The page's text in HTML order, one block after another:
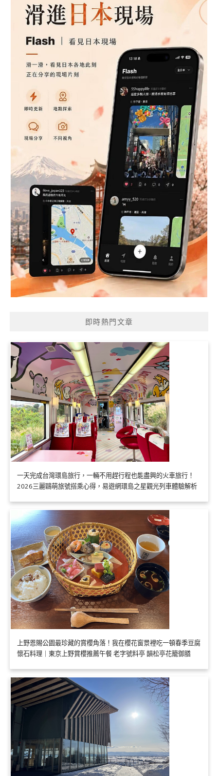
即時熱門文章
一天完成台灣環島旅行，一輛不用趕行程也能盡興的火車旅行！
2026三麗鷗萌旅號搭乘心得，易遊網環島之星觀光列車體驗解析
上野恩賜公園最珍藏的賞櫻角落！我在櫻花窗景裡吃一頓春季豆腐
懷石料理｜東京上野賞櫻推薦午餐 老字號料亭 韻松亭花籠御膳